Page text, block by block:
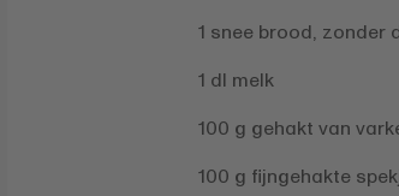
1 snee brood, zonder
1 dl melk
100 g gehakt van
100 g fijngehakte